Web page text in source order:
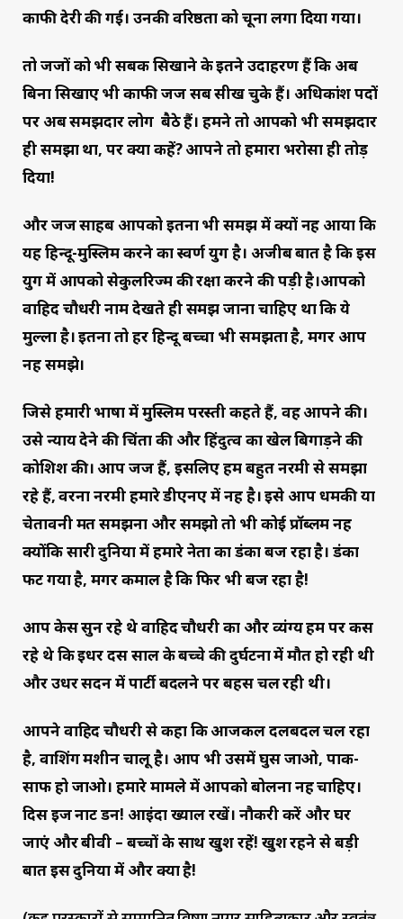
काफी देरी की गई। उनकी वरिष्ठता को चूना लगा दिया गया।
तो जजों को भी सबक सिखाने के इतने उदाहरण हैं कि अब
बिना सिखाए भी काफी जज सब सीख चुके हैं। अधिकांश पदों
पर अब समझदार लोग बैठे हैं। हमने तो आपको भी समझदार
ही समझा था, पर क्या कहें? आपने तो हमारा भरोसा ही तोड़
दिया!
और जज साहब आपको इतना भी समझ में क्यों नहीं आया कि
यह हिन्दू-मुस्लिम करने का स्वर्ण युग है। अजीब बात है कि इस
युग में आपको सेकुलरिज्म की रक्षा करने की पड़ी है।आपको
वाहिद चौधरी नाम देखते ही समझ जाना चाहिए था कि ये
मुल्ला है। इतना तो हर हिन्दू बच्चा भी समझता है, मगर आप
नहीं समझे।
जिसे हमारी भाषा में मुस्लिम परस्ती कहते हैं, वह आपने की।
उसे न्याय देने की चिंता की और हिंदुत्व का खेल बिगाड़ने की
कोशिश की। आप जज हैं, इसलिए हम बहुत नरमी से समझा
रहे हैं, वरना नरमी हमारे डीएनए में नहीं है। इसे आप धमकी या
चेतावनी मत समझना और समझो तो भी कोई प्रॉब्लम नहीं
क्योंकि सारी दुनिया में हमारे नेता का डंका बज रहा है। डंका
फट गया है, मगर कमाल है कि फिर भी बज रहा है!
आप केस सुन रहे थे वाहिद चौधरी का और व्यंग्य हम पर कस
रहे थे कि इधर दस साल के बच्चे की दुर्घटना में मौत हो रही थी
और उधर सदन में पार्टी बदलने पर बहस चल रही थी।
आपने वाहिद चौधरी से कहा कि आजकल दलबदल चल रहा
है, वाशिंग मशीन चालू है। आप भी उसमें घुस जाओ, पाक-
साफ हो जाओ। हमारे मामले में आपको बोलना नहीं चाहिए।
दिस इज नाट डन! आइंदा ख्याल रखें। नौकरी करें और घर
जाएं और बीवी – बच्चों के साथ खुश रहें! खुश रहने से बड़ी
बात इस दुनिया में और क्या है!